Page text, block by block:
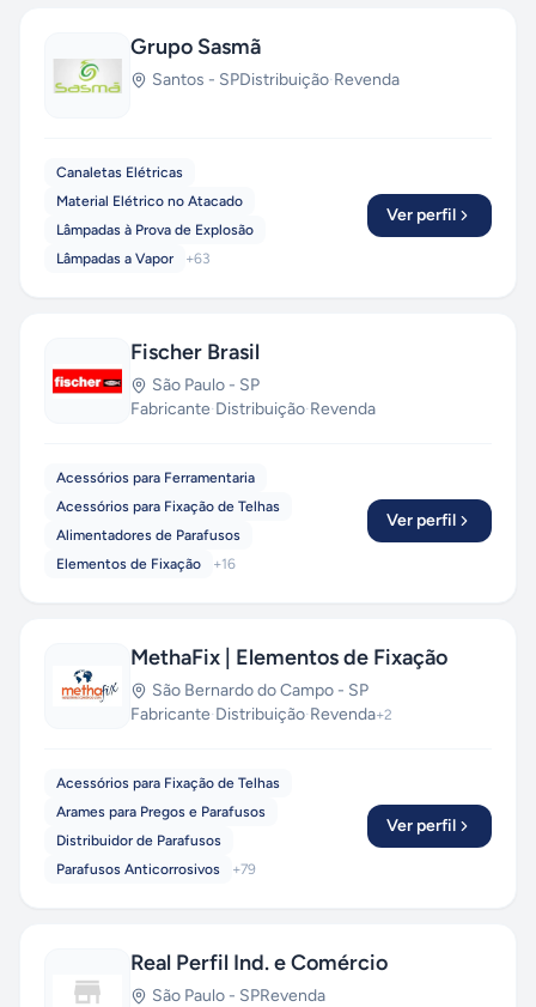
Grupo Sasmã
Santos - SPDistribuição·Revenda
Canaletas Elétricas
Material Elétrico no Atacado
Lâmpadas à Prova de Explosão
Lâmpadas a Vapor
+63
Ver perfil
Fischer Brasil
São Paulo - SP
Fabricante·Distribuição·Revenda
Acessórios para Ferramentaria
Acessórios para Fixação de Telhas
Alimentadores de Parafusos
Elementos de Fixação
+16
Ver perfil
MethaFix | Elementos de Fixação
São Bernardo do Campo - SP
Fabricante·Distribuição·Revenda+2
Acessórios para Fixação de Telhas
Arames para Pregos e Parafusos
Distribuidor de Parafusos
Parafusos Anticorrosivos
+79
Ver perfil
Real Perfil Ind. e Comércio
São Paulo - SPRevenda